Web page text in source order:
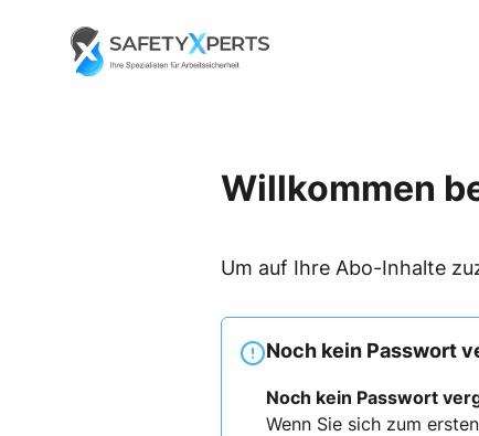
Go to landing page.
Willkommen
Um auf Ihre Abo-Inhalte
Noch kein Passwort
Noch kein Passwort
Wenn Sie sich zum